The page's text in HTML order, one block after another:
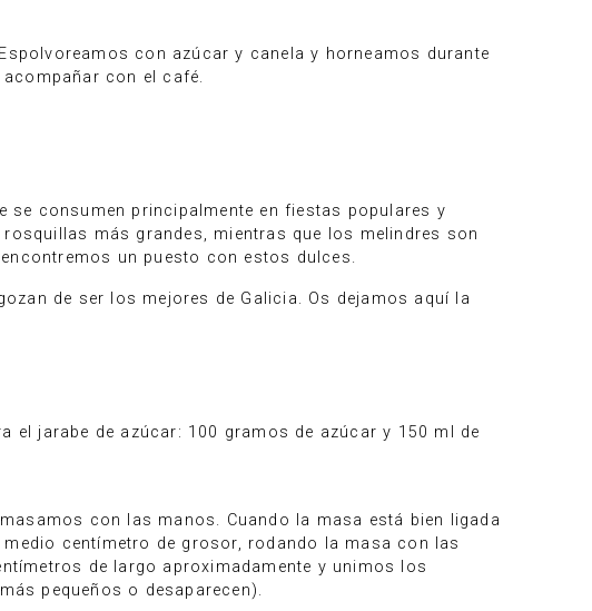
con azúcar y canela y horneamos durante
con el café.
consumen principalmente en fiestas populares y
más grandes, mientras que los melindres son
un puesto con estos dulces.
de ser los mejores de Galicia. Os dejamos aquí la
el jarabe de azúcar: 100 gramos de azúcar y 150 ml de
con las manos. Cuando la masa está bien ligada
centímetro de grosor, rodando la masa con las
de largo aproximadamente y unimos los
pequeños o desaparecen).